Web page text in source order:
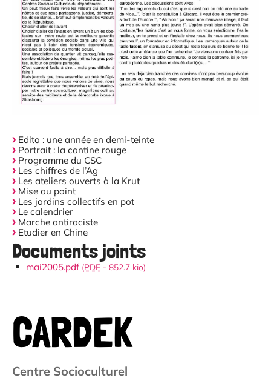
Edito : une année en demi-teinte
Portrait : la cantine rouge
Programme du CSC
Les chiffres de l’Ag
Les ateliers ouverts à la Krut
Mise au point
Les jardins collectifs en pot
Le calendrier
Marche antiraciste
Etudier en Chine
Documents joints
mai2005.pdf (PDF- 852.7 kio)
CARDEK
Centre Socioculturel